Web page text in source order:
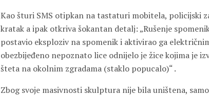
Kao šturi SMS otipkan na tastaturi mobitela, policijski
kratak a ipak otkriva šokantan detalj: „Rušenje
postavio eksploziv na spomenik i aktivirao ga
obezbijeđeno nepoznato lice odnijelo je žice kojima je
šteta na okolnim zgradama (staklo popucalo)“ .
Zbog svoje masivnosti skulptura nije bila uništena,